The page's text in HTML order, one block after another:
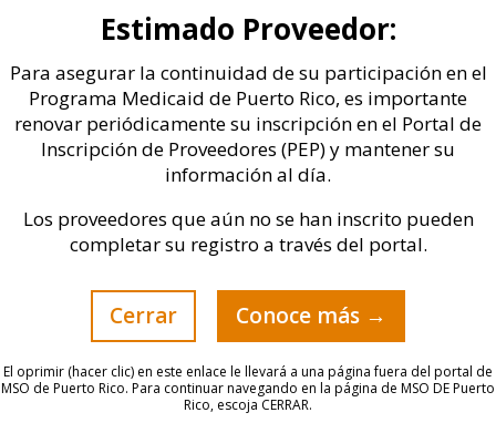
PO BOX 71500
San Juan, P.R. 00936
Dirección Física:
Avenida Chardón #350
Suite 500, Torre Chardón,
San Juan, PR
Estimado Proveedor:
Para asegurar la continuidad de su participación en el
Programa Medicaid de Puerto Rico, es importante
renovar periódicamente su inscripción en el Portal de
Inscripción de Proveedores (PEP) y mantener su
información al día.
Los proveedores que aún no se han inscrito pueden
completar su registro a través del portal.
Cerrar Conoce más →
El oprimir (hacer clic) en este enlace le llevará a una página fuera del portal de
MSO de Puerto Rico. Para continuar navegando en la página de MSO DE Puerto
Rico, escoja CERRAR.